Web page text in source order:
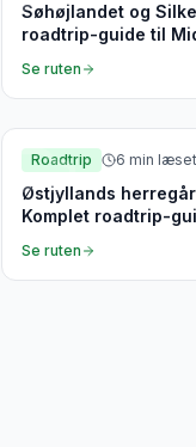
Søhøjlandet og
roadtrip-guide til
Se ruten
Østjylland
Roadtrip 6 min
Østjyllands
Komplet roadtrip-
Se ruten